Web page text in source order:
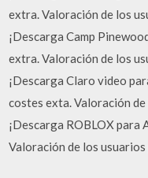
extra. Valoración de los
¡Descarga Camp
extra. Valoración de los
¡Descarga Claro video
costes exta. Valoración
¡Descarga ROBLOX para
Valoración de los